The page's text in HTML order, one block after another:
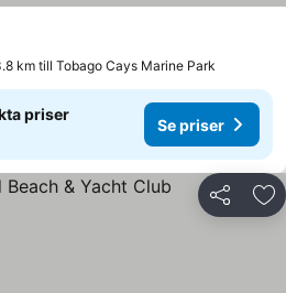
km till Tobago Cays Marine Park
priser
Se priser
Dela